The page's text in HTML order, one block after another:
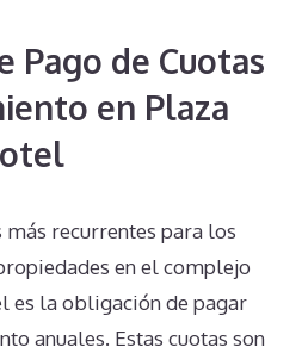
Pago de Cuotas
en Plaza
recurrentes para los
en el complejo
es la obligación de pagar
anuales. Estas cuotas son